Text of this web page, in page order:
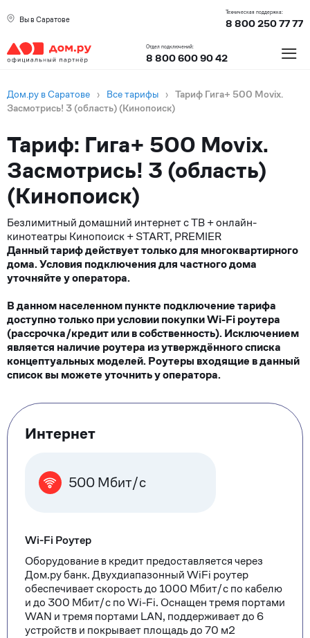
Вы в Саратове
Техническая поддержка:
8 800 250 77 77
Отдел подключений:
8 800 600 90 42 ≡
Дом.ру в Саратове › Все тарифы › Тариф Гига+ 500 Movix.
Засмотрись! 3 (область) (Кинопоиск)
Тариф: Гига+ 500 Movix.
Засмотрись! 3 (область)
(Кинопоиск)
Безлимитный домашний интернет с ТВ + онлайн-
кинотеатры Кинопоиск + START, PREMIER
Данный тариф действует только для многоквартирного
дома. Условия подключения для частного дома
уточняйте у оператора.
В данном населенном пункте подключение тарифа
доступно только при условии покупки Wi-Fi роутера
(рассрочка/кредит или в собственность). Исключением
является наличие роутера из утверждённого списка
концептуальных моделей. Роутеры входящие в данный
список вы можете уточнить у оператора.
Тарифные
опции
Интернет
500 Мбит/с
Wi-Fi Роутер
Оборудование в кредит предоставляется через
Дом.ру банк. Двухдиапазонный WiFi роутер
обеспечивает скорость до 1000 Мбит/с по кабелю
и до 300 Мбит/с по Wi-Fi. Оснащен тремя портами
WAN и тремя портами LAN, поддерживает до 6
устройств и покрывает площадь до 70 м2